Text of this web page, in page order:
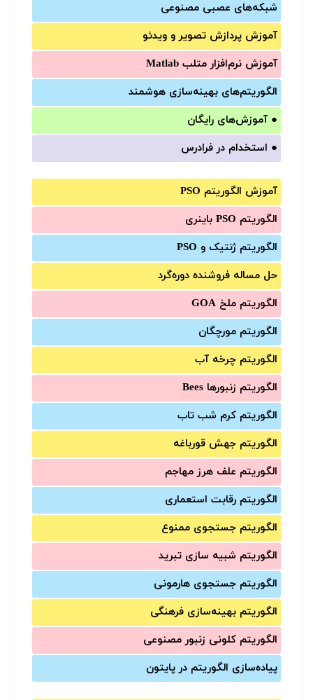
شبکه‌های عصبی مصنوعی
آموزش‌ پردازش تصویر و ویدئو
آموزش‌ نرم‌افزار متلب Matlab
الگوریتم‌های بهینه‌سازی هوشمند
● آموزش‌های رایگان
● استخدام در فرادرس
آموزش الگوریتم PSO
الگوریتم PSO باینری
الگوریتم ژنتیک و PSO
حل مساله فروشنده دوره‌گرد
الگوریتم ملخ GOA
الگوریتم مورچگان
الگوریتم چرخه آب
الگوریتم زنبورها Bees
الگوریتم کرم شب تاب
الگوریتم جهش قورباغه
الگوریتم علف هرز مهاجم
الگوریتم رقابت استعماری
الگوریتم جستجوی ممنوع
الگوریتم شبیه سازی تبرید
الگوریتم جستجوی هارمونی
الگوریتم بهینه‌سازی فرهنگی
الگوریتم کلونی زنبور مصنوعی
پیاده‌سازی الگوریتم در پایتون